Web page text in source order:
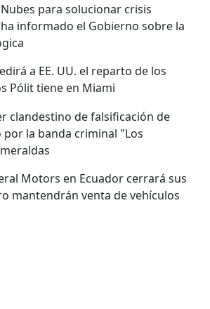
para solucionar crisis
informado el Gobierno sobre la
a EE. UU. el reparto de los
Pólit tiene en Miami
clandestino de falsificación de
la banda criminal "Los
Motors en Ecuador cerrará sus
mantendrán venta de vehículos